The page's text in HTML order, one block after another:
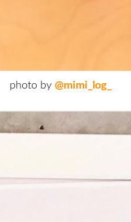
photo by @mimi_log_